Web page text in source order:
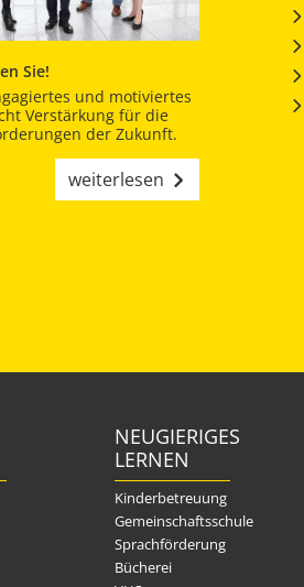
Sie!
und motiviertes
Verstärkung für die
der Zukunft.
weiterlesen
NEUGIERIGES
LERNEN
Kinderbetreuung
Gemeinschaftsschule
Sprachförderung
Bücherei